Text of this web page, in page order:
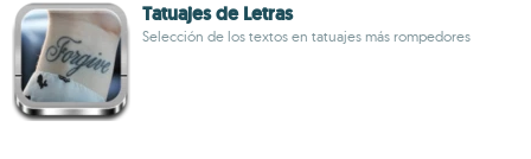
Tatuajes de Letras
Selección de los textos en tatuajes más rompedores